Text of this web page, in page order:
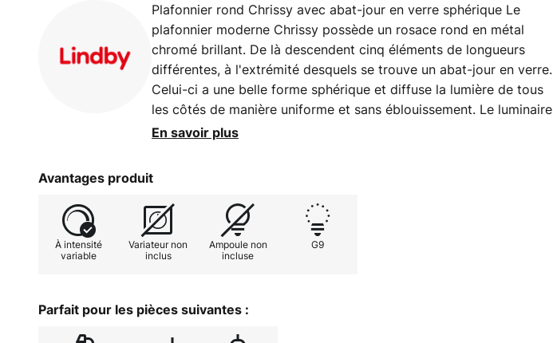
Plafonnier rond Chrissy avec abat-jour en verre sphérique Le
plafonnier moderne Chrissy possède un rosace rond en métal
chromé brillant. De là descendent cinq éléments de longueurs
différentes, à l'extrémité desquels se trouve un abat-jour en verre.
Celui-ci a une belle forme sphérique et diffuse la lumière de tous
les côtés de manière uniforme et sans éblouissement. Le luminaire
Chrissy convient parfaitement comme éclairage de plafond, par
En savoir plus
Avantages produit
À intensité
variable
Variateur non
inclus
Ampoule non
incluse
G9
Parfait pour les pièces suivantes :